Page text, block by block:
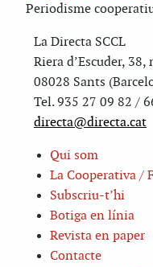
Periodisme
La Directa SCCL
Riera d’Escuder,
08028 Sants
Tel. 935 27 09 82 /
directa@directa.cat
Qui som
La Cooperativa /
Subscriu-t’hi
Botiga en línia
Revista en paper
Contacte